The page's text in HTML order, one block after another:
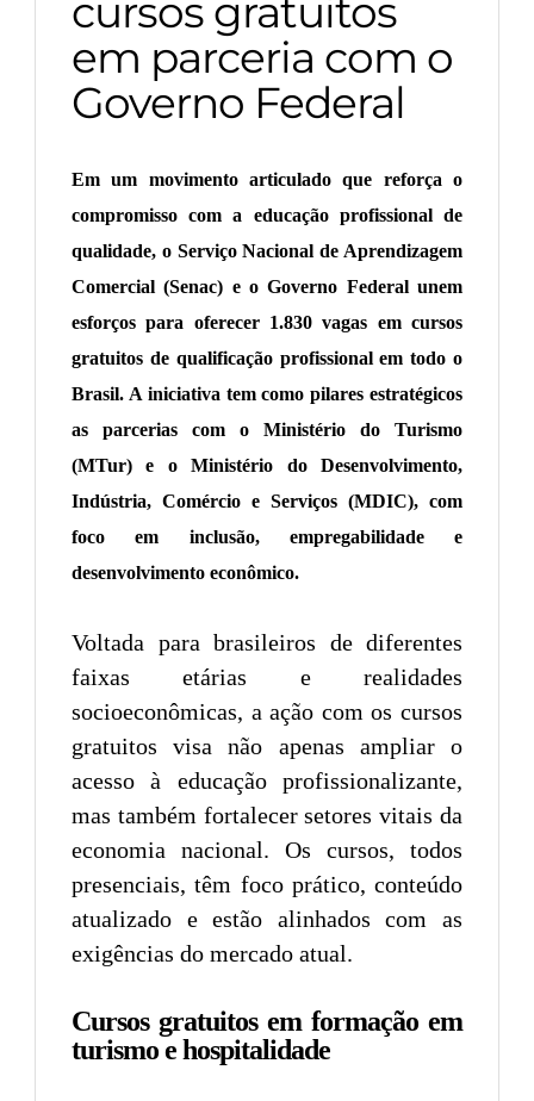
cursos gratuitos
em parceria com o
Governo Federal
Em um movimento articulado que reforça o
compromisso com a educação profissional de
qualidade, o Serviço Nacional de Aprendizagem
Comercial (Senac) e o Governo Federal unem
esforços para oferecer 1.830 vagas em cursos
gratuitos de qualificação profissional em todo o
Brasil. A iniciativa tem como pilares estratégicos
as parcerias com o Ministério do Turismo
(MTur) e o Ministério do Desenvolvimento,
Indústria, Comércio e Serviços (MDIC), com
foco em inclusão, empregabilidade e
desenvolvimento econômico.
Voltada para brasileiros de diferentes
faixas etárias e realidades
socioeconômicas, a ação com os cursos
gratuitos visa não apenas ampliar o
acesso à educação profissionalizante,
mas também fortalecer setores vitais da
economia nacional. Os cursos, todos
presenciais, têm foco prático, conteúdo
atualizado e estão alinhados com as
exigências do mercado atual.
Cursos gratuitos em formação em
turismo e hospitalidade